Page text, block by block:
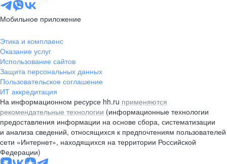
Мобильное приложение
Этика и комплаенс
Оказание услуг
Использование сайтов
Защита персональных данных
Пользовательское соглашение
ИТ аккредитация
На информационном ресурсе hh.ru применяются
рекомендательные технологии (информационные технологии
предоставления информации на основе сбора, систематизации
и анализа сведений, относящихся к предпочтениям пользователей
сети «Интернет», находящихся на территории Российской
Федерации)